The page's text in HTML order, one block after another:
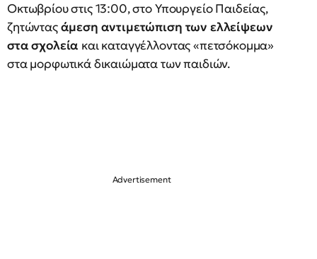
Οκτωβρίου στις 13:00, στο Υπουργείο Παιδείας,
ζητώνταςάμεση αντιμετώπιση των ελλείψεων
στα σχολεία και καταγγέλλοντας «πετσόκομμα»
στα μορφωτικά δικαιώματα των παιδιών.